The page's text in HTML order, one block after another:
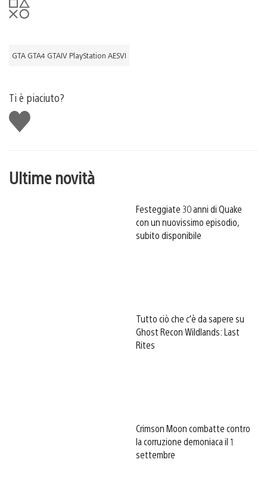
GTA GTA4 GTAIV PlayStation AESVI
Ti è piaciuto?
Mi
piace
Ultime novità
Festeggiate 30 anni di Quake
con un nuovissimo episodio,
subito disponibile
Tutto ciò che c’è da sapere su
Ghost Recon Wildlands: Last
Rites
Crimson Moon combatte contro
la corruzione demoniaca il 1
settembre